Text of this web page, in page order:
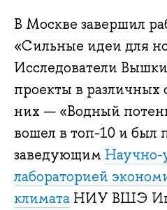
В Москве завершил
«Сильные идеи для
Исследователи
проекты в различных
них — «Водный
вошел в топ-10 и был
заведующим Научно-
лабораторией
климата НИУ ВШЭ